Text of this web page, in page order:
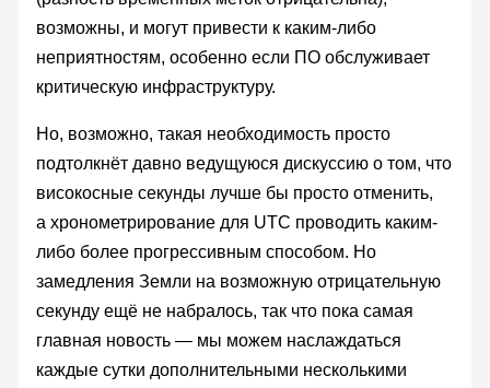
возможны, и могут привести к каким-либо
неприятностям, особенно если ПО обслуживает
критическую инфраструктуру.
Но, возможно, такая необходимость просто
подтолкнёт давно ведущуюся дискуссию о том, что
високосные секунды лучше бы просто отменить,
а хронометрирование для UTC проводить каким-
либо более прогрессивным способом. Но
замедления Земли на возможную отрицательную
секунду ещё не набралось, так что пока самая
главная новость — мы можем наслаждаться
каждые сутки дополнительными несколькими